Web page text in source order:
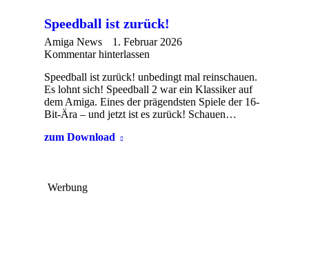
Speedball ist zurück!
Amiga News
1. Februar 2026
Kommentar hinterlassen
Speedball ist zurück! unbedingt mal reinschauen.
Es lohnt sich! Speedball 2 war ein Klassiker auf
dem Amiga. Eines der prägendsten Spiele der 16-
Bit-Ära – und jetzt ist es zurück! Schauen…
zum Download
Werbung